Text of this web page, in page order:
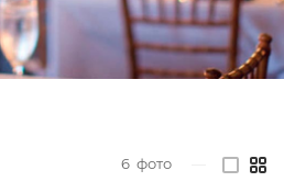
6 фото